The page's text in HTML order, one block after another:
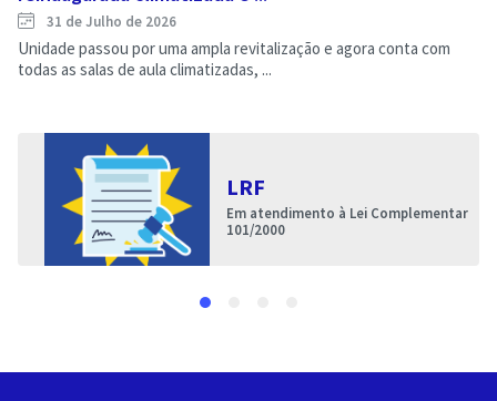
31 de Julho de 2026
Unidade passou por uma ampla revitalização e agora conta com
todas as salas de aula climatizadas, ...
LRF
Em atendimento à Lei Complementar
101/2000